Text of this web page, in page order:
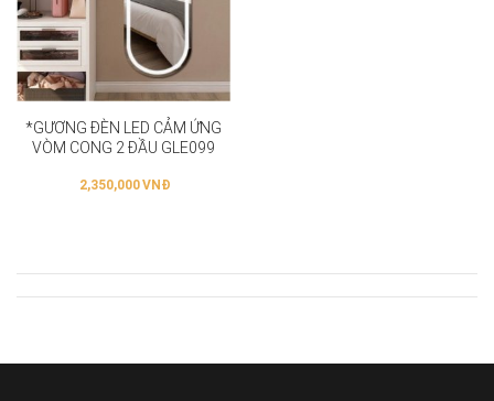
*GƯƠNG ĐÈN LED CẢM ỨNG
VÒM CONG 2 ĐẦU GLE099
2,350,000VNĐ